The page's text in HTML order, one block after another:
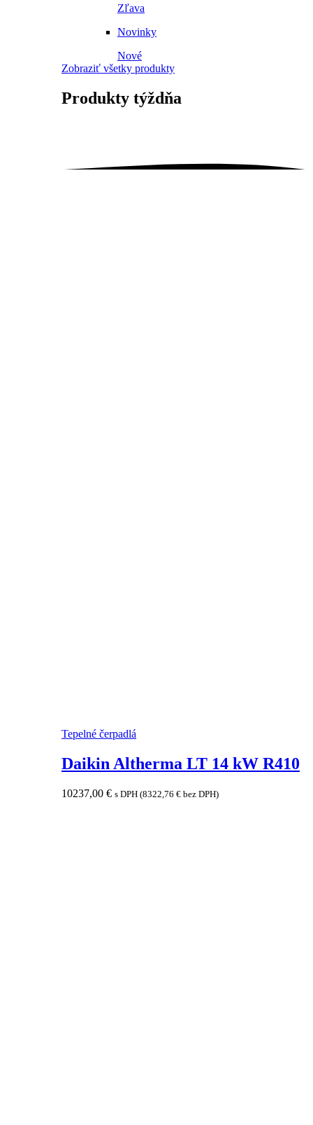
Zľava
Novinky
Nové
Zobraziť všetky produkty
Produkty týždňa
Tepelné čerpadlá
Daikin Altherma LT 14 kW R410
10237,00 € s DPH (8322,76 € bez DPH)